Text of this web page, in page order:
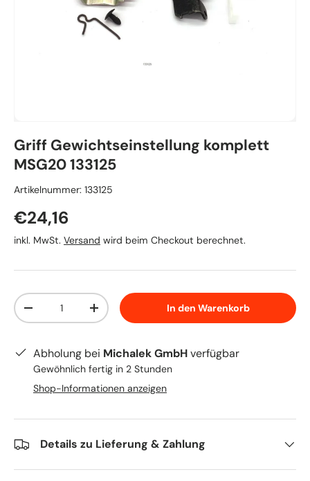
Griff Gewichtseinstellung komplett
MSG20 133125
Artikelnummer: 133125
Normaler Preis
€24,16
inkl. MwSt. Versand wird beim Checkout berechnet.
Anzahl
Menge verringernMenge erhöhen In den Warenkorb
Abholung bei Michalek GmbHverfügbar
Gewöhnlich fertig in 2 Stunden
Shop-Informationen anzeigen
Details zu Lieferung & Zahlung